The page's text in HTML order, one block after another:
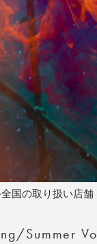
全国の取り扱い店舗
Summer